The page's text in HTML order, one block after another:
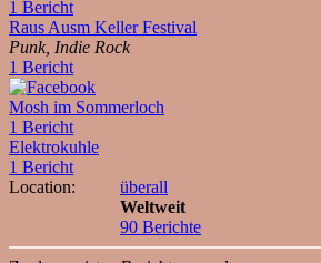
1 Bericht
Raus Ausm Keller Festival
Punk, Indie Rock
1 Bericht
Mosh im Sommerloch
1 Bericht
Elektrokuhle
1 Bericht
Location:
überall
Weltweit
90 Berichte